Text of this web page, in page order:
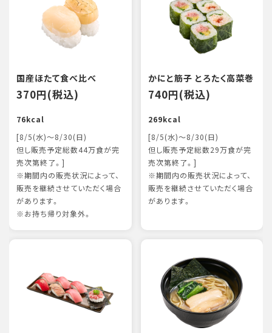
国産ほたて食べ比べ
370円(税込)
76kcal
[8/5(水)～8/30(日)
但し販売予定総数44万食が完
売次第終了。]
※期間内の販売状況によって、
販売を継続させていただく場合
があります。
※お持ち帰り対象外。
かにと筋子 とろたく高菜巻
740円(税込)
269kcal
[8/5(水)～8/30(日)
但し販売予定総数29万食が完
売次第終了。]
※期間内の販売状況によって、
販売を継続させていただく場合
があります。